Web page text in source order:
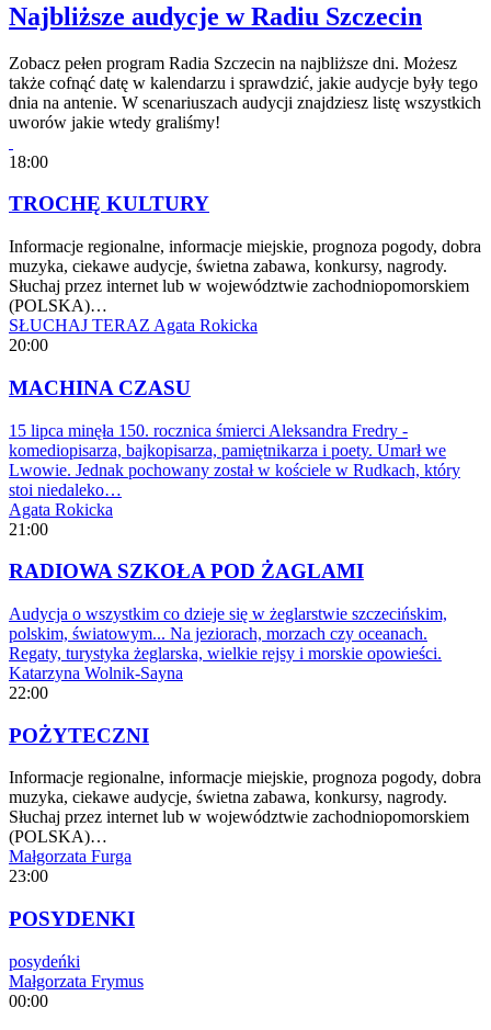
Najbliższe audycje w Radiu Szczecin
Zobacz pełen program Radia Szczecin na najbliższe dni. Możesz
także cofnąć datę w kalendarzu i sprawdzić, jakie audycje były tego
dnia na antenie. W scenariuszach audycji znajdziesz listę wszystkich
uworów jakie wtedy graliśmy!
18:00
TROCHĘ KULTURY
Informacje regionalne, informacje miejskie, prognoza pogody, dobra
muzyka, ciekawe audycje, świetna zabawa, konkursy, nagrody.
Słuchaj przez internet lub w województwie zachodniopomorskiem
(POLSKA)…
SŁUCHAJ TERAZ Agata Rokicka
20:00
MACHINA CZASU
15 lipca minęła 150. rocznica śmierci Aleksandra Fredry -
komediopisarza, bajkopisarza, pamiętnikarza i poety. Umarł we
Lwowie. Jednak pochowany został w kościele w Rudkach, który
stoi niedaleko…
Agata Rokicka
21:00
RADIOWA SZKOŁA POD ŻAGLAMI
Audycja o wszystkim co dzieje się w żeglarstwie szczecińskim,
polskim, światowym... Na jeziorach, morzach czy oceanach.
Regaty, turystyka żeglarska, wielkie rejsy i morskie opowieści.
Katarzyna Wolnik-Sayna
22:00
POŻYTECZNI
Informacje regionalne, informacje miejskie, prognoza pogody, dobra
muzyka, ciekawe audycje, świetna zabawa, konkursy, nagrody.
Słuchaj przez internet lub w województwie zachodniopomorskiem
(POLSKA)…
Małgorzata Furga
23:00
POSYDENKI
posydeńki
Małgorzata Frymus
00:00